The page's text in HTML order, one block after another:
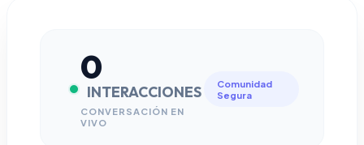
0
INTERACCIONES
CONVERSACIÓN EN
VIVO
Comunidad
Segura